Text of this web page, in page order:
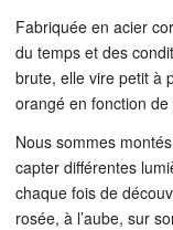
Fabriquée en acier
du temps et des
brute, elle vire petit à
orangé en fonction
Nous sommes
capter différentes
chaque fois de
rosée, à l’aube, sur